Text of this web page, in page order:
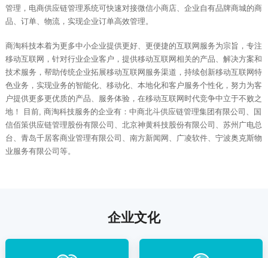
管理，电商供应链管理系统可快速对接微信小商店、企业自有品牌商城的商
品、订单、物流，实现企业订单高效管理。
商淘科技本着为更多中小企业提供更好、更便捷的互联网服务为宗旨，专注
移动互联网，针对行业企业客户，提供移动互联网相关的产品、解决方案和
技术服务，帮助传统企业拓展移动互联网服务渠道，持续创新移动互联网特
色业务，实现业务的智能化、移动化、本地化和客户服务个性化，努力为客
户提供更多更优质的产品、服务体验，在移动互联网时代竞争中立于不败之
地！ 目前, 商淘科技服务的企业有：中商北斗供应链管理集团有限公司、国
信佰策供应链管理股份有限公司、北京神黄科技股份有限公司、苏州广电总
台、青岛千居客商业管理有限公司、南方新闻网、广凌软件、宁波奥克斯物
业服务有限公司等。
企业文化